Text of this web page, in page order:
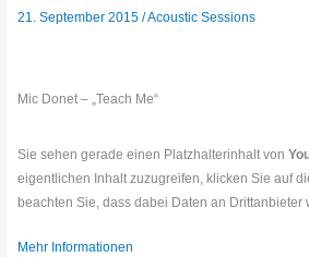
21. September 2015/Acoustic Sessions
Mic Donet – „Teach Me“
Sie sehen gerade einen Platzhalterinhalt von
eigentlichen Inhalt zuzugreifen, klicken Sie auf
beachten Sie, dass dabei Daten an
Mehr Informationen